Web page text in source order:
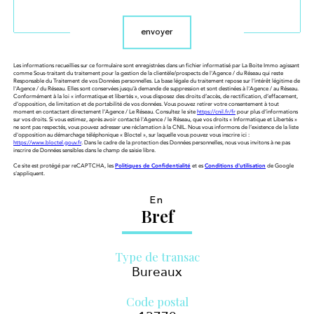
envoyer
Les informations recueillies sur ce formulaire sont enregistrées dans un fichier informatisé par La Boite Immo agissant
comme Sous-traitant du traitement pour la gestion de la clientèle/prospects de l'Agence / du Réseau qui reste
Responsable du Traitement de vos Données personnelles. La base légale du traitement repose sur l'intérêt légitime de
l'Agence / du Réseau. Elles sont conservées jusqu'à demande de suppression et sont destinées à l'Agence / au Réseau.
Conformément à la loi « informatique et libertés », vous disposez des droits d’accès, de rectification, d’effacement,
d’opposition, de limitation et de portabilité de vos données. Vous pouvez retirer votre consentement à tout
moment en contactant directement l’Agence / Le Réseau. Consultez le sitehttps://cnil.fr/frpour plus d’informations
sur vos droits. Si vous estimez, après avoir contacté l'Agence / le Réseau, que vos droits « Informatique et Libertés »
ne sont pas respectés, vous pouvez adresser une réclamation à la CNIL. Nous vous informons de l’existence de la liste
d'opposition au démarchage téléphonique « Bloctel », sur laquelle vous pouvez vous inscrire ici :
https://www.bloctel.gouv.fr. Dans le cadre de la protection des Données personnelles, nous vous invitons à ne pas
inscrire de Données sensibles dans le champ de saisie libre.
Ce site est protégé par reCAPTCHA, lesPolitiques de Confidentialitéet esConditions d'utilisation de Google
s'appliquent.
En
Bref
Type de transac
Bureaux
Code postal